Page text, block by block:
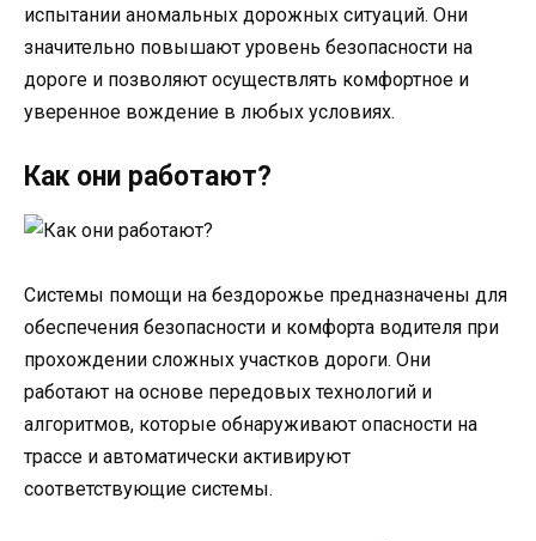
испытании аномальных дорожных ситуаций. Они
значительно повышают уровень безопасности на
дороге и позволяют осуществлять комфортное и
уверенное вождение в любых условиях.
Как они работают?
Системы помощи на бездорожье предназначены для
обеспечения безопасности и комфорта водителя при
прохождении сложных участков дороги. Они
работают на основе передовых технологий и
алгоритмов, которые обнаруживают опасности на
трассе и автоматически активируют
соответствующие системы.